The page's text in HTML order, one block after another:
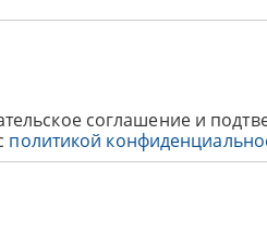
соглашение и
политикой